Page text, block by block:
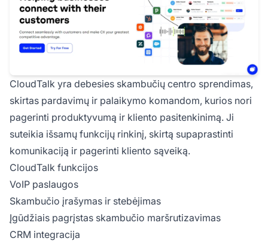
CloudTalk yra debesies skambučių centro sprendimas,
skirtas pardavimų ir palaikymo komandom, kurios nori
pagerinti produktyvumą ir kliento pasitenkinimą. Ji
suteikia išsamų funkcijų rinkinį, skirtą supaprastinti
komunikaciją ir pagerinti kliento sąveiką.
CloudTalk funkcijos
VoIP paslaugos
Skambučio įrašymas ir stebėjimas
Įgūdžiais pagrįstas skambučio maršrutizavimas
CRM integracija